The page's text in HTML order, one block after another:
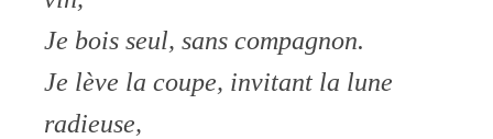
Je bois seul, sans compagnon.
Je lève la coupe, invitant la lune
radieuse,